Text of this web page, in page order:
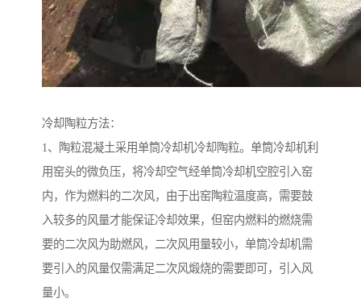
冷却陶粒方法：
1、陶粒混凝土采用单筒冷却机冷却陶粒。单筒冷却机利
用窑头的微负压，将冷却空气经单筒冷却机空腔引入窑
内，作为燃料的二次风，由于出窑陶粒温度高，需要鼓
入较多的风量才能保证冷却效果，但窑内燃料的燃烧需
要的二次风为助燃风，二次风用量较小，单筒冷却机需
要引入的风量仅需满足二次风煅烧的需要即可，引入风
量小。